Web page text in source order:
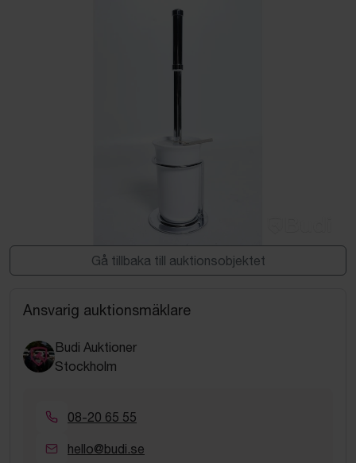
Gå tillbaka till auktionsobjektet
Ansvarig auktionsmäklare
Budi Auktioner
Stockholm
08-20 65 55
hello@budi.se